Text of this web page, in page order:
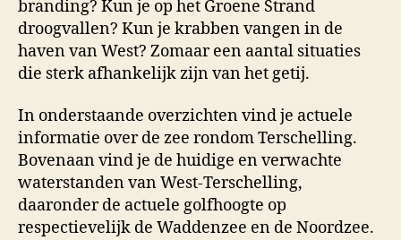
branding? Kun je op het Groene Strand
droogvallen? Kun je krabben vangen in de
haven van West? Zomaar een aantal situaties
die sterk afhankelijk zijn van het getij.
In onderstaande overzichten vind je actuele
informatie over de zee rondom Terschelling.
Bovenaan vind je de huidige en verwachte
waterstanden van West-Terschelling,
daaronder de actuele golfhoogte op
respectievelijk de Waddenzee en de Noordzee.